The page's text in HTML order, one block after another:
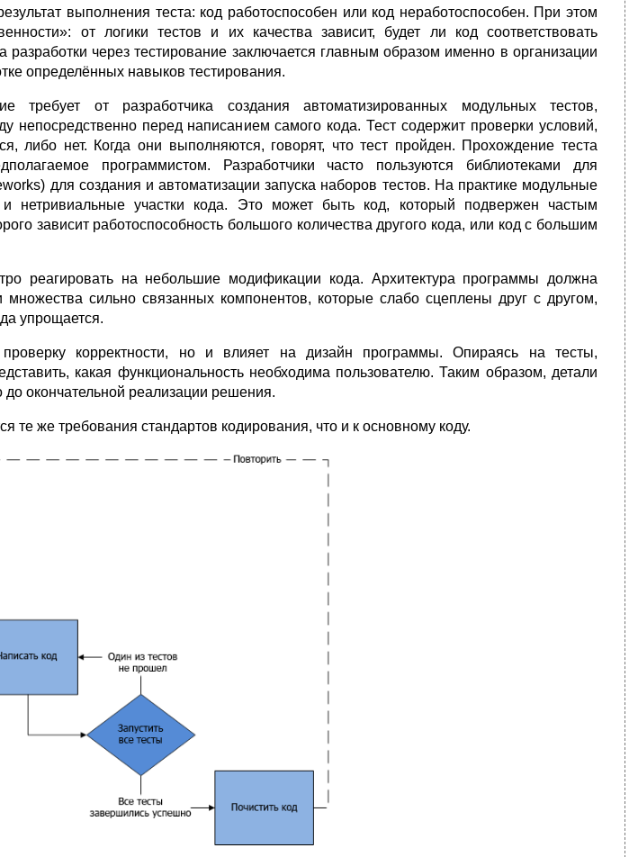
выполнения теста: код работоспособен или код неработоспособен. При этом
от логики тестов и их качества зависит, будет ли код соответствовать
разработки через тестирование заключается главным образом именно в организации
определённых навыков тестирования.
требует от разработчика создания автоматизированных модульных тестов,
непосредственно перед написанием самого кода. Тест содержит проверки условий,
либо нет. Когда они выполняются, говорят, что тест пройден. Прохождение теста
программистом. Разработчики часто пользуются библиотеками для
для создания и автоматизации запуска наборов тестов. На практике модульные
и нетривиальные участки кода. Это может быть код, который подвержен частым
зависит работоспособность большого количества другого кода, или код с большим
реагировать на небольшие модификации кода. Архитектура программы должна
множества сильно связанных компонентов, которые слабо сцеплены друг с другом,
упрощается.
корректности, но и влияет на дизайн программы. Опираясь на тесты,
какая функциональность необходима пользователю. Таким образом, детали
окончательной реализации решения.
те же требования стандартов кодирования, что и к основному коду.